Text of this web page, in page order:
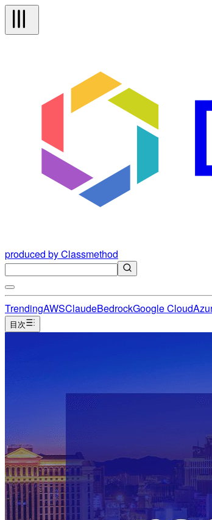
produced by Classmethod
TrendingAWSClaudeBedrockGoogle Cloud
目次